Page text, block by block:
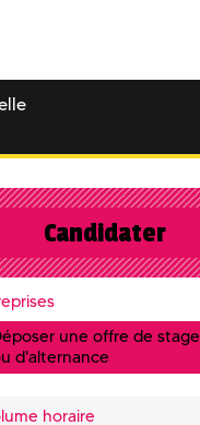
Candidater
une offre de stage
d'alternance
horaire